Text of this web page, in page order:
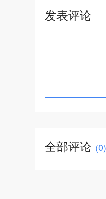
发表评论
全部评论 (0)